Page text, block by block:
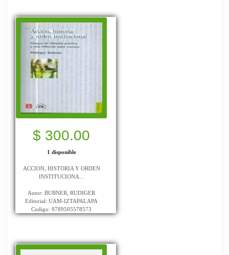
$ 300.00
1 disponible
ACCION, HISTORIA Y ORDEN
INSTITUCIONA...
Autor: BUBNER, RUDIGER
Editorial: UAM-IZTAPALAPA
Codigo: 9789505578573